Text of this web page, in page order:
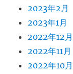
2023年2月
2023年1月
2022年12月
2022年11月
2022年10月